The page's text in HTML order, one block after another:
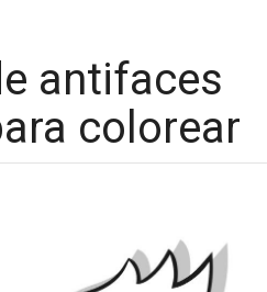
antifaces
colorear